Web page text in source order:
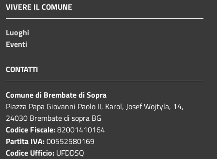
VIVERE IL COMUNE
Luoghi
Eventi
CONTATTI
Comune di Brembate di Sopra
Piazza Papa Giovanni Paolo II, Karol, Josef Wojtyla, 14,
24030 Brembate di sopra BG
Codice Fiscale:82001410164
Partita IVA:00552580169
Codice Ufficio: UFDDSQ